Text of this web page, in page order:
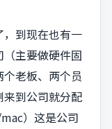
到现在也有一
主要做硬件固
老板、两个员
到公司就分配
）这是公司